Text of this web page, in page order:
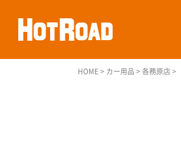
HOME > カー用品 > 各務原店 >